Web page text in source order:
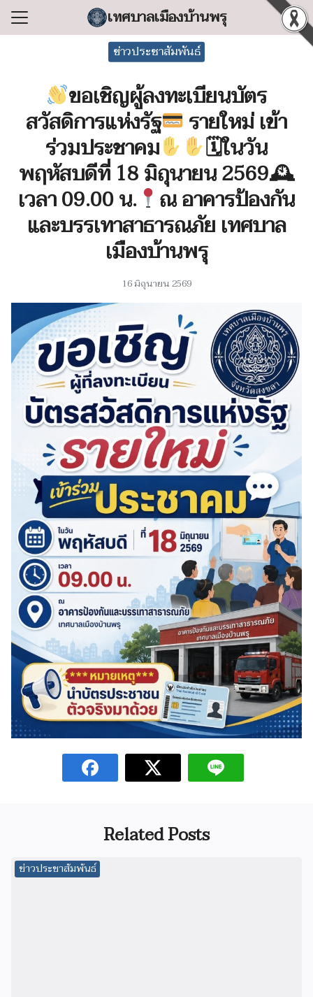
Skip
เทศบาลเมืองบ้านพรุ
ทศบาล
อง/ร้องเรียน
ารสนเทศ
ทศบาล
Search
ข่าวประชาสัมพันธ์
ขอเชิญผู้ลงทะเบียนบัตร
สวัสดิการแห่งรัฐ รายใหม่ เข้า
ร่วมประชาคม 🗓ในวัน
พฤหัสบดีที่ 18 มิถุนายน 2569🕰
เวลา 09.00 น. ณ อาคารป้องกัน
และบรรเทาสาธารณภัย เทศบาล
เมืองบ้านพรุ
16 มิถุนายน 2569
Related Posts
ข่าวประชาสัมพันธ์